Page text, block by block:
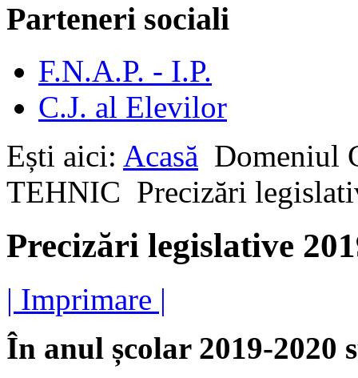
Parteneri sociali
F.N.A.P. - I.P.
C.J. al Elevilor
Ești aici: Acasă Domeniul
TEHNIC Precizări
Precizări legislative
| Imprimare |
În anul școlar 2019-2020